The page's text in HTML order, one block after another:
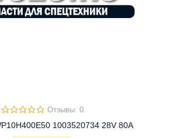
Отзывы: 0
1003520734 28V 80A